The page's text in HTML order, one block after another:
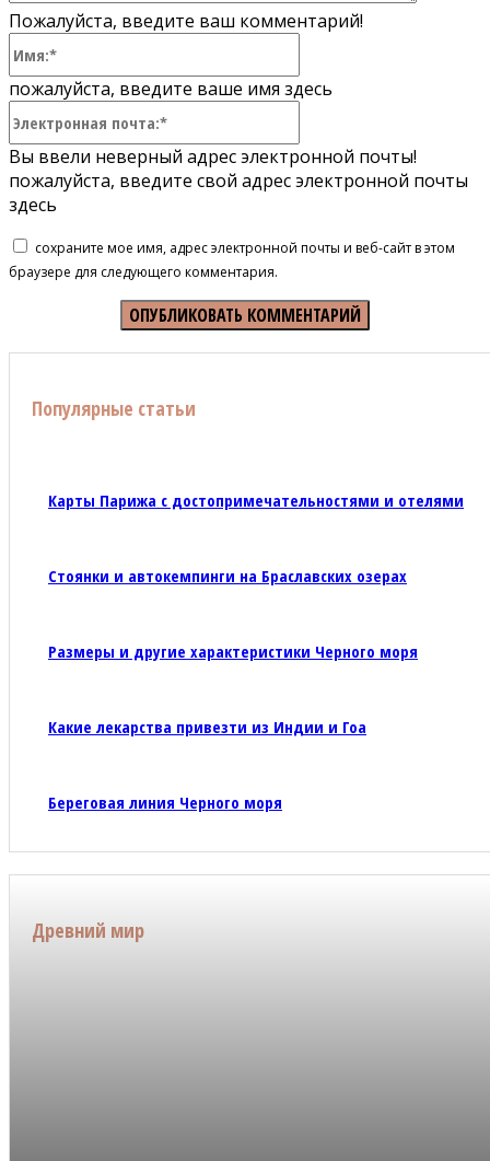
Пожалуйста, введите ваш комментарий!
пожалуйста, введите ваше имя здесь
Вы ввели неверный адрес электронной почты!
пожалуйста, введите свой адрес электронной почты
здесь
сохраните мое имя, адрес электронной почты и веб-сайт в этом
браузере для следующего комментария.
Популярные статьи
Карты Парижа с достопримечательностями и отелями
Стоянки и автокемпинги на Браславских озерах
Размеры и другие характеристики Черного моря
Какие лекарства привезти из Индии и Гоа
Береговая линия Черного моря
Древний мир